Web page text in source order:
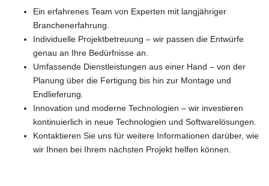
Ein erfahrenes Team von Experten mit langjähriger
Branchenerfahrung.
Individuelle Projektbetreuung – wir passen die Entwürfe
genau an Ihre Bedürfnisse an.
Umfassende Dienstleistungen aus einer Hand – von der
Planung über die Fertigung bis hin zur Montage und
Endlieferung.
Innovation und moderne Technologien – wir investieren
kontinuierlich in neue Technologien und Softwarelösungen.
Kontaktieren Sie uns für weitere Informationen darüber, wie
wir Ihnen bei Ihrem nächsten Projekt helfen können.